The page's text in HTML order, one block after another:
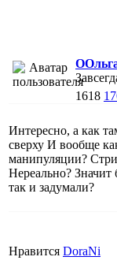
1618
Интересно, а как
сверху И вообще
манипуляции?
Нереально? Значит
так и задумали?
Нравится DoraNi